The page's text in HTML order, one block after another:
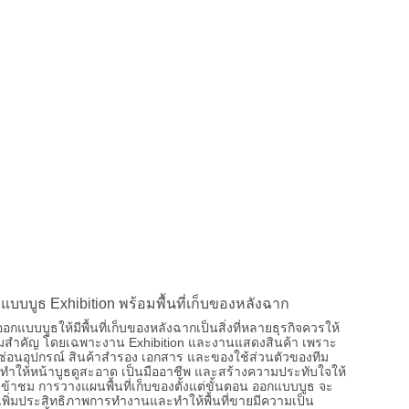
บบบูธ Exhibition พร้อมพื้นที่เก็บของหลังฉาก
อกแบบบูธให้มีพื้นที่เก็บของหลังฉากเป็นสิ่งที่หลายธุรกิจควรให้
สำคัญ โดยเฉพาะงาน Exhibition และงานแสดงสินค้า เพราะ
อนอุปกรณ์ สินค้าสำรอง เอกสาร และของใช้ส่วนตัวของทีม
ำให้หน้าบูธดูสะอาด เป็นมืออาชีพ และสร้างความประทับใจให้
ข้าชม การวางแผนพื้นที่เก็บของตั้งแต่ขั้นตอน ออกแบบบูธ จะ
พิ่มประสิทธิภาพการทำงานและทำให้พื้นที่ขายมีความเป็น